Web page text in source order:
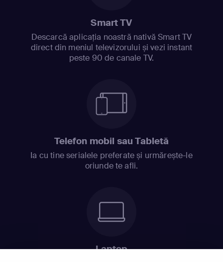
Smart TV
Descarcă aplicația noastră nativă Smart TV
direct din meniul televizorului și vezi instant
peste 90 de canale TV.
Telefon mobil sau Tabletă
Ia cu tine serialele preferate și urmărește-le
oriunde te afli.
Laptop